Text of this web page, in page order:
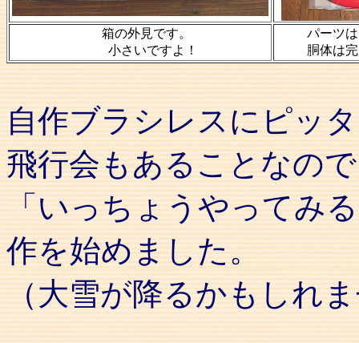
箱の外見です。
小さいですよ！
パーツ
胴体は
自作ブラシレスにピッ
飛行会もあることなの
「いっちょうやってみ
作を始めました。
（大雪が降るかもしれ